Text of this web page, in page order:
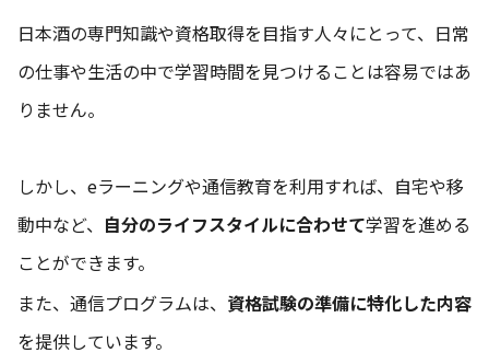
日本酒の専門知識や資格取得を目指す人々にとって、日常
の仕事や生活の中で学習時間を見つけることは容易ではあ
りません。
しかし、eラーニングや通信教育を利用すれば、自宅や移
動中など、 自分のライフスタイルに合わせて学習を進める
ことができます。
また、通信プログラムは、 資格試験の準備に特化した内容
を提供しています。